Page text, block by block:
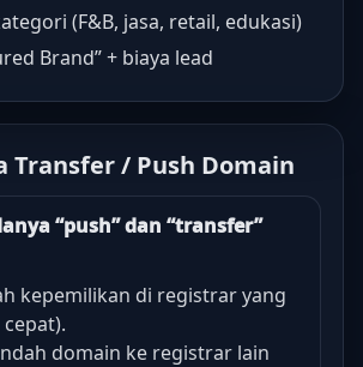
(F&B, jasa, retail, edukasi)
Brand” + biaya lead
Transfer / Push Domain
“push” dan “transfer”
kepemilikan di registrar yang
domain ke registrar lain